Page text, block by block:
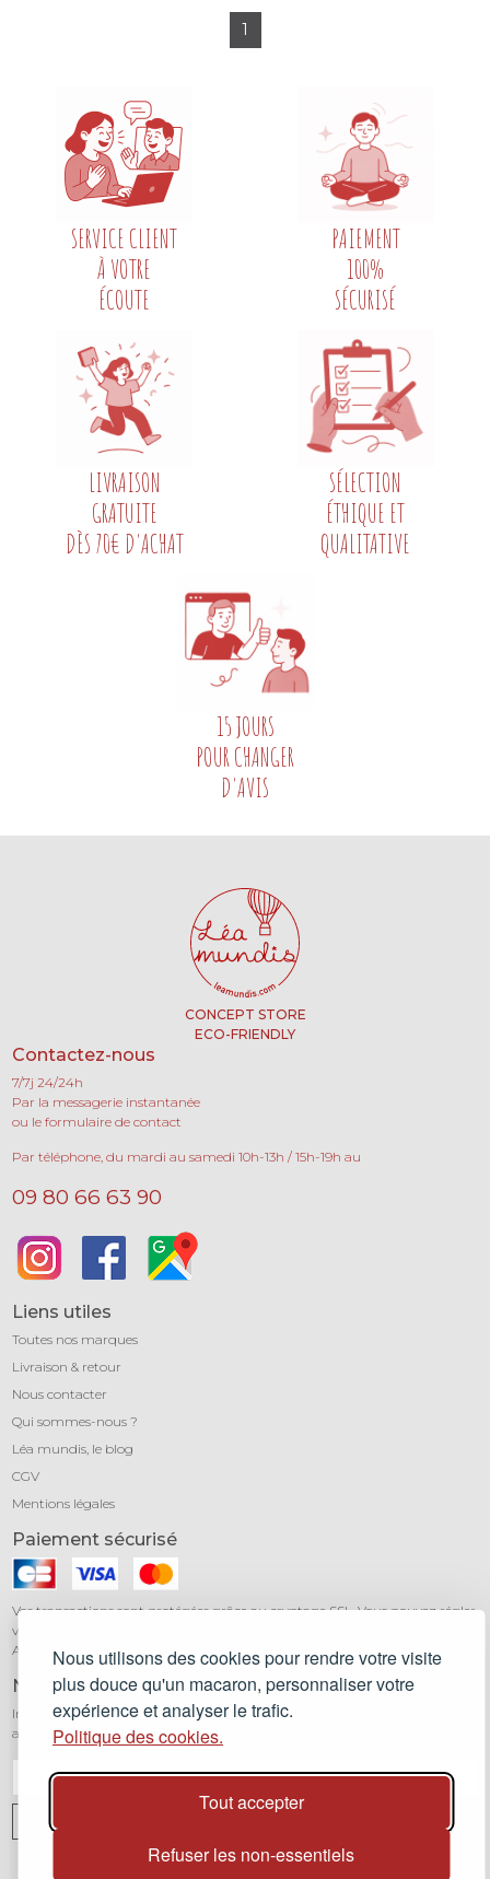
Nous utilisons des cookies pour rendre votre visite
plus douce qu'un macaron, personnaliser votre
expérience et analyser le trafic.
Politique des cookies.
Tout accepter
Refuser les non-essentiels
1
SERVICE CLIENT
À VOTRE
ÉCOUTE
PAIEMENT
100%
SÉCURISÉ
LIVRAISON
GRATUITE
DÈS 70€ D'ACHAT
SÉLECTION
ÉTHIQUE ET
QUALITATIVE
15 JOURS
POUR CHANGER
D'AVIS
CONCEPT STORE
ECO-FRIENDLY
Contactez-nous
7/7j 24/24h
Par la messagerie instantanée
ou le formulaire de contact
Par téléphone, du mardi au samedi 10h-13h / 15h-19h au
09 80 66 63 90
Liens utiles
Toutes nos marques
Livraison & retour
Nous contacter
Qui sommes-nous ?
Léa mundis, le blog
CGV
Mentions légales
Paiement sécurisé
Vos transactions sont protégées grâce au cryptage SSL. Vous pouvez régler
vos achats en toute confiance par carte bancaire (Visa, Mastercard,
American Express) avec notre partenaire Stripe.
Newsletter
Inscrivez-vous à notre newsletter pour être informé de toutes nos
actualités et recevoir 10% sur votre première commande.
, concept-store - Tous droits réservés. Built @ Muscadet Valley
- Siren 535 173 188 RCS Nantes